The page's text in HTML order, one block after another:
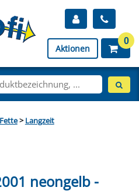
Aktionen
0
Fette>Langzeit
neongelb -